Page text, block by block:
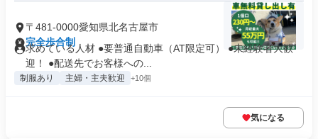
〒481-0000愛知県北名古屋市
完全歩合制
求めている人材 ●要普通自動車（AT限定可） ●未経験者大歓
迎！ ●配送先でお客様への...
制服あり 主婦・主夫歓迎 +10個
気になる